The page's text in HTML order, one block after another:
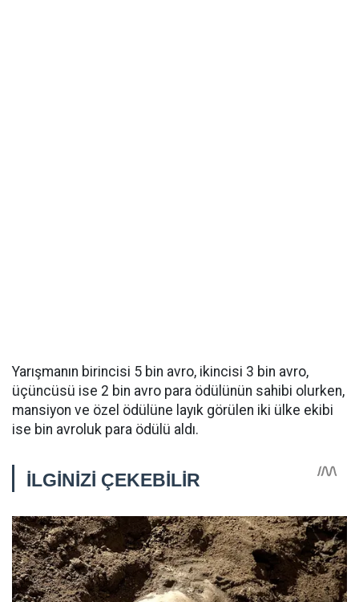
Yarışmanın birincisi 5 bin avro, ikincisi 3 bin avro,
üçüncüsü ise 2 bin avro para ödülünün sahibi olurken,
mansiyon ve özel ödülüne layık görülen iki ülke ekibi
ise bin avroluk para ödülü aldı.